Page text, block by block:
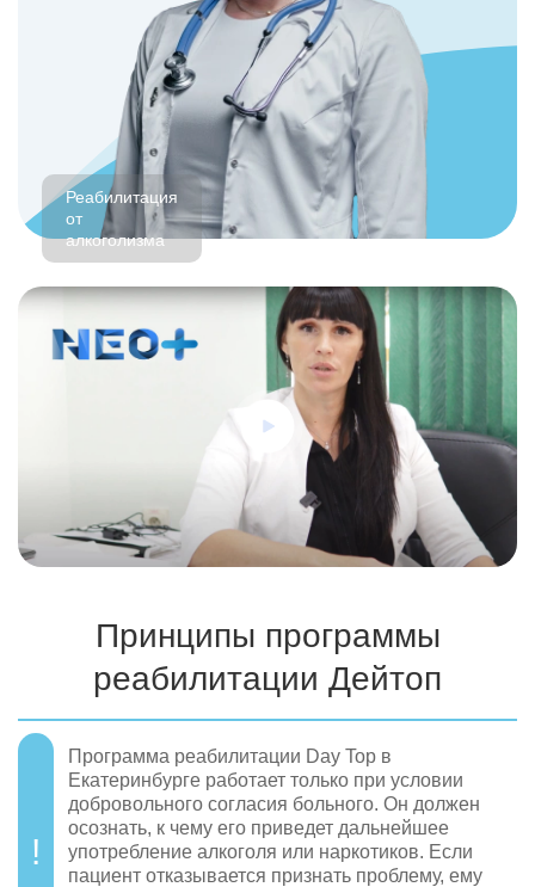
Реабилитация
от
алкоголизма
Принципы программы
реабилитации Дейтоп
Программа реабилитации Day Top в
Екатеринбурге работает только при условии
добровольного согласия больного. Он должен
осознать, к чему его приведет дальнейшее
употребление алкоголя или наркотиков. Если
пациент отказывается признать проблему, ему